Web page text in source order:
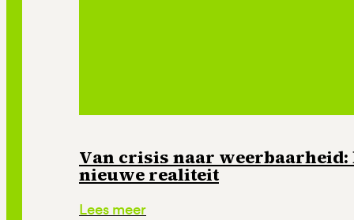
Van crisis naar weerbaarheid:
nieuwe realiteit
Lees meer